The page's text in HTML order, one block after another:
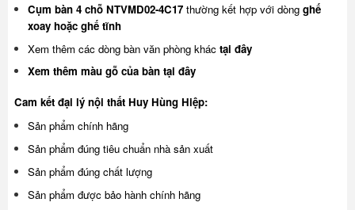
Cụm bàn 4 chỗ NTVMD02-4C17 thường kết hợp với dòng ghế
xoayhoặc ghế tĩnh
Xem thêm các dòng bàn văn phòng khác tại đây
Xem thêm màu gỗ của bàn tại đây
Cam kết đại lý nội thất Huy Hùng Hiệp:
Sản phẩm chính hãng
Sản phẩm đúng tiêu chuẩn nhà sản xuất
Sản phẩm đúng chất lượng
Sản phẩm được bảo hành chính hãng